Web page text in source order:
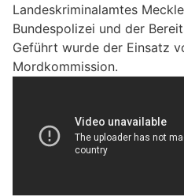
Landeskriminalamtes
Bundespolizei und der
Geführt wurde der Einsatz
Mordkommission.